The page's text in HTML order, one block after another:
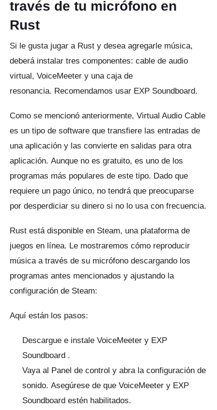
través de tu micrófono en
Rust
Si le gusta jugar a Rust y desea agregarle música,
deberá instalar tres componentes: cable de audio
virtual, VoiceMeeter y una caja de
resonancia. Recomendamos usar EXP Soundboard.
Como se mencionó anteriormente, Virtual Audio Cable
es un tipo de software que transfiere las entradas de
una aplicación y las convierte en salidas para otra
aplicación. Aunque no es gratuito, es uno de los
programas más populares de este tipo. Dado que
requiere un pago único, no tendrá que preocuparse
por desperdiciar su dinero si no lo usa con frecuencia.
Rust está disponible en Steam, una plataforma de
juegos en línea. Le mostraremos cómo reproducir
música a través de su micrófono descargando los
programas antes mencionados y ajustando la
configuración de Steam:
Aquí están los pasos:
Descargue e instale VoiceMeeter y EXP
Soundboard .
Vaya al Panel de control y abra la configuración de
sonido. Asegúrese de que VoiceMeeter y EXP
Soundboard estén habilitados.